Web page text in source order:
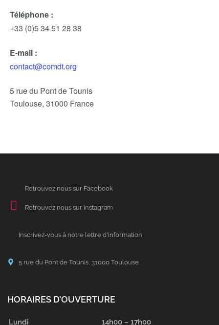
Téléphone :
+33 (0)5 34 51 28 38
E-mail :
contact@comdt.org
5 rue du Pont de Tounis
Toulouse, 31000 France
Retrouvez nous sur Facebook
Retrouvez nous sur instagram
Inscrivez-vous à notre lettre d'information
5 rue du Pont de Tounis, 31000 Toulouse
HORAIRES D’OUVERTURE
Lundi 14h00 – 17h00